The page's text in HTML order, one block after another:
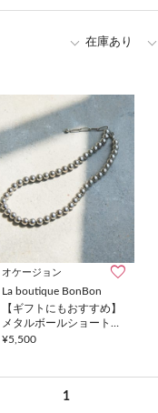
在庫あり
オケージョン
La boutique BonBon
【ギフトにもおすすめ】
メタルボールショートネ
ックレス
¥5,500
1